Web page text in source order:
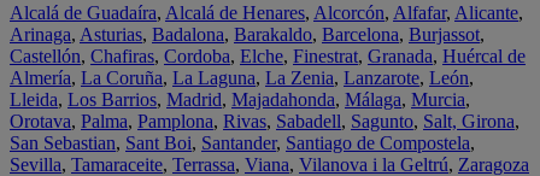
Alcalá de Guadaíra, Alcalá de Henares, Alcorcón, Alfafar, Alicante,
Arinaga, Asturias, Badalona, Barakaldo, Barcelona, Burjassot,
Castellón, Chafiras, Cordoba, Elche, Finestrat, Granada, Huércal de
Almería, La Coruña, La Laguna, La Zenia, Lanzarote, León,
Lleida, Los Barrios, Madrid, Majadahonda, Málaga, Murcia,
Orotava, Palma, Pamplona, Rivas, Sabadell, Sagunto, Salt, Girona,
San Sebastian, Sant Boi, Santander, Santiago de Compostela,
Sevilla, Tamaraceite, Terrassa, Viana, Vilanova i la Geltrú, Zaragoza